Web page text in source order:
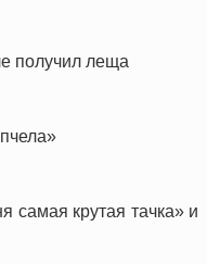
получил леща
самая крутая тачка» и